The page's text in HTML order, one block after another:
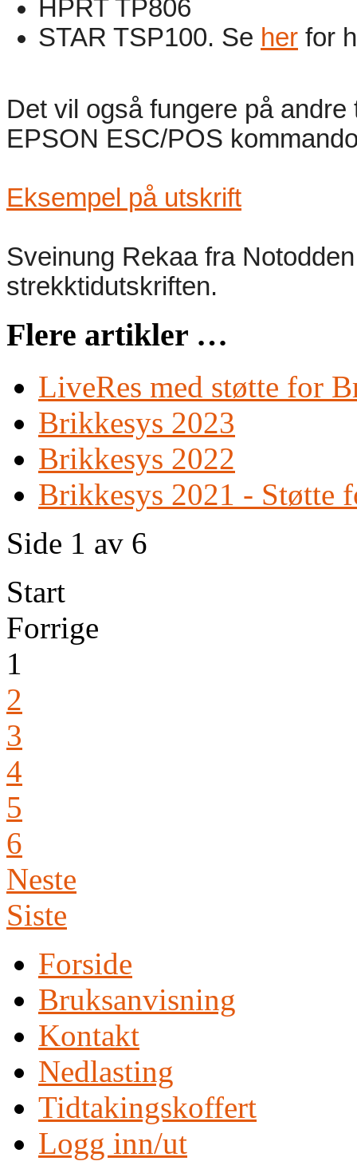
HPRT TP806
STAR TSP100. Se her for
Det vil også fungere på
EPSON ESC/POS
Eksempel på utskrift
Sveinung Rekaa fra
strekktidutskriften.
Flere artikler …
LiveRes med støtte for
Brikkesys 2023
Brikkesys 2022
Brikkesys 2021 - Støtte
Side 1 av 6
Start
Forrige
1
2
3
4
5
6
Neste
Siste
Forside
Bruksanvisning
Kontakt
Nedlasting
Tidtakingskoffert
Logg inn/ut